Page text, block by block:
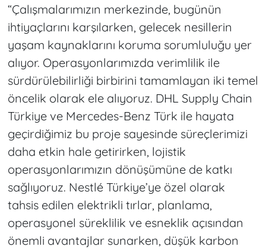
“Çalışmalarımızın merkezinde, bugünün
ihtiyaçlarını karşılarken, gelecek nesillerin
yaşam kaynaklarını koruma sorumluluğu yer
alıyor. Operasyonlarımızda verimlilik ile
sürdürülebilirliği birbirini tamamlayan iki temel
öncelik olarak ele alıyoruz. DHL Supply Chain
Türkiye ve Mercedes-Benz Türk ile hayata
geçirdiğimiz bu proje sayesinde süreçlerimizi
daha etkin hale getirirken, lojistik
operasyonlarımızın dönüşümüne de katkı
sağlıyoruz. Nestlé Türkiye’ye özel olarak
tahsis edilen elektrikli tırlar, planlama,
operasyonel süreklilik ve esneklik açısından
önemli avantajlar sunarken, düşük karbon